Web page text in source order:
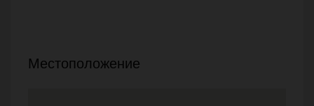
Местоположение